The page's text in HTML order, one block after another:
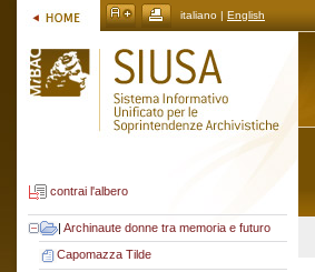
italiano | English
contrai l'albero
| Archinaute donne tra memoria e futuro
Capomazza Tilde